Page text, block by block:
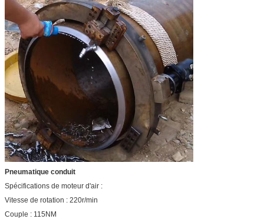
Pneumatique conduit
Spécifications de moteur d'air :
Vitesse de rotation : 220r/min
Couple : 115NM